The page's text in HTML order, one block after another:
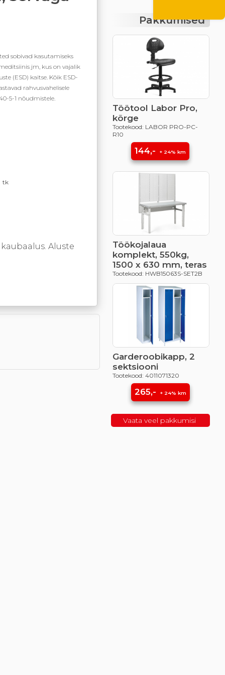
sobivad kasutamiseks
jm, kus on vajalik
(ESD) kaitse. Kõik ESD-
rahvusvahelisele
5-1 nõudmistele.
tk
Aluste
Pakkumised
Töötool Labor Pro,
kõrge
Tootekood: LABOR PRO-PC-
R10
144,- + 24% km
Töökojalaua
komplekt, 550kg,
1500 x 630 mm, teras
Tootekood: HWB15063S-SET2B
Garderoobikapp, 2
sektsiooni
Tootekood: 4011071320
265,- + 24% km
Vaata veel pakkumisi